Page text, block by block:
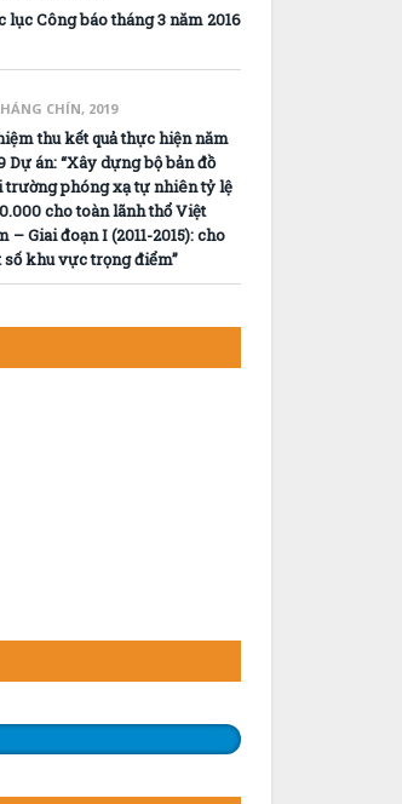
lục Công báo tháng 3 năm 2016
CHÍN, 2019
thu kết quả thực hiện năm
Dự án: “Xây dựng bộ bản đồ
trường phóng xạ tự nhiên tỷ lệ
cho toàn lãnh thổ Việt
– Giai đoạn I (2011-2015): cho
số khu vực trọng điểm”